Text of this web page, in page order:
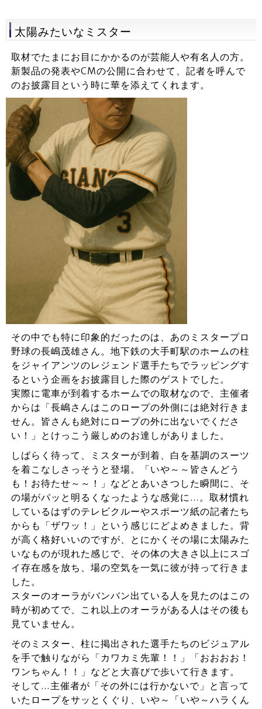
太陽みたいなミスター
取材でたまにお目にかかるのが芸能人や有名人の方。
新製品の発表やCMの公開に合わせて、記者を呼んで
のお披露目という時に華を添えてくれます。
その中でも特に印象的だったのは、あのミスタープロ
野球の長嶋茂雄さん。地下鉄の大手町駅のホームの柱
をジャイアンツのレジェンド選手たちでラッピングす
るという企画をお披露目した際のゲストでした。
実際に電車が到着するホームでの取材なので、主催者
からは「長嶋さんはこのロープの外側には絶対行きま
せん。皆さんも絶対にロープの外に出ないでくださ
い！」とけっこう厳しめのお達しがありました。
しばらく待って、ミスターが到着、白を基調のスーツ
を着こなしさっそうと登場。「いや～～皆さんどう
も！お待たせ～～！」などとあいさつした瞬間に、そ
の場がパッと明るくなったような感覚に…。取材慣れ
しているはずのテレビクルーやスポーツ紙の記者たち
からも「ザワッ！」という感じにどよめきました。背
が高く格好いいのですが、とにかくその場に太陽みた
いなものが現れた感じで、その体の大きさ以上にスゴ
イ存在感を放ち、場の空気を一気に彼が持って行きま
した。
スターのオーラがバンバン出ている人を見たのはこの
時が初めてで、これ以上のオーラがある人はその後も
見ていません。
そのミスター、柱に掲出された選手たちのビジュアル
を手で触りながら「カワカミ先輩！！」「おおおお！
ワンちゃん！！」などと大喜びで歩いて行きます。
そして…主催者が「その外には行かないで」と言って
いたロープをサッとくぐり、いや～「いや～ハラくん